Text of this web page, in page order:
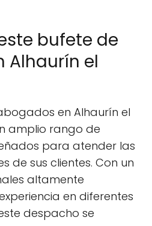
bufete de
Alhaurín el
en Alhaurín el
amplio rango de
para atender las
de sus clientes. Con un
altamente
en diferentes
despacho se